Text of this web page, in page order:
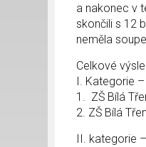
a nakonec v
skončili s 12
neměla
Celkové
I. Kategorie
1. ZŠ Bílá
2. ZŠ Bílá
II. kategorie